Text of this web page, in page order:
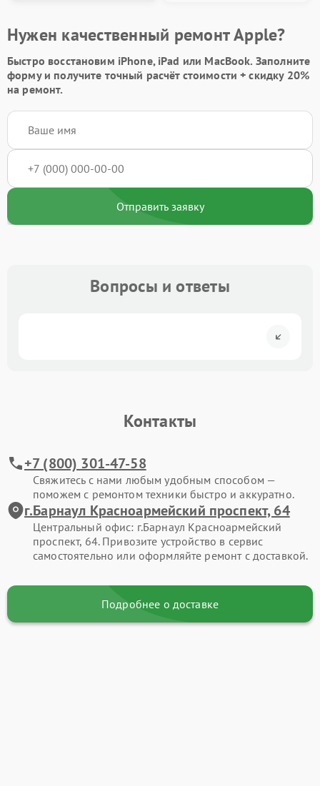
Нужен качественный ремонт Apple?
Быстро восстановим iPhone, iPad или MacBook. Заполните
формуи получите точный расчёт стоимости +скидку 20%
на ремонт.
Отправить заявку
Вопросы и ответы
Контакты
+7 (800) 301-47-58
Свяжитесь с нами любым удобным способом —
поможем с ремонтом техники быстро и аккуратно.
г.Барнаул Красноармейский проспект, 64
Центральный офис: г.Барнаул Красноармейский
проспект, 64. Привозите устройство в сервис
самостоятельно или оформляйте ремонт с доставкой.
Подробнее о доставке